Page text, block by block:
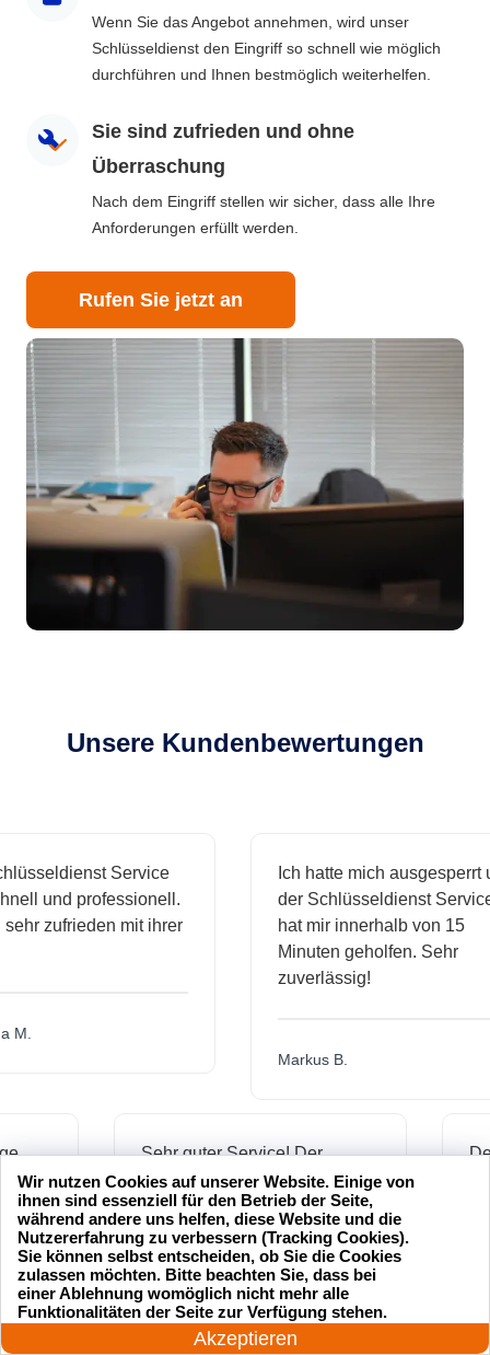
Wenn Sie das Angebot annehmen, wird unser
Schlüsseldienst den Eingriff so schnell wie möglich
durchführen und Ihnen bestmöglich weiterhelfen.
Sie sind zufrieden und ohne
Überraschung
Nach dem Eingriff stellen wir sicher, dass alle Ihre
Anforderungen erfüllt werden.
Rufen Sie jetzt an
Unsere Kundenbewertungen
Service
und professionell.
zufrieden mit ihrer
Ich hatte mich ausgesperrt und
der Schlüsseldienst Service
hat mir innerhalb von 15
Minuten geholfen. Sehr
zuverlässig!
Markus B.
hat
mich
Sehr guter Service! Der
Schlüsseldienst war freundlich
und hat mir schnell geholfen,
als ich meine Schlüssel
verloren hatte.
Jonas M.
24 Stunden am Tag
Akzeptieren
Wir nutzen Cookies auf unserer Website. Einige von
ihnen sind essenziell für den Betrieb der Seite,
während andere uns helfen, diese Website und die
Nutzererfahrung zu verbessern (Tracking Cookies).
Sie können selbst entscheiden, ob Sie die Cookies
zulassen möchten. Bitte beachten Sie, dass bei
einer Ablehnung womöglich nicht mehr alle
Funktionalitäten der Seite zur Verfügung stehen.